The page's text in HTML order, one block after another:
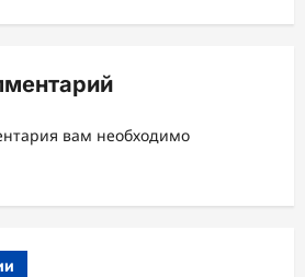
вам необходимо